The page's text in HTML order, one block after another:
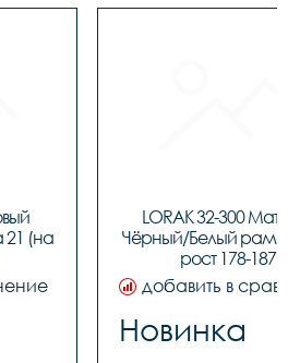
(на
LORAK 32-300
Чёрный/Белый рама
рост 178-187)
добавить в
Новинка